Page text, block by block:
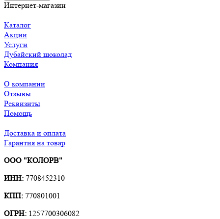
Интернет-магазин
Каталог
Акции
Услуги
Дубайский шоколад
Компания
О компании
Отзывы
Реквизиты
Помощь
Доставка и оплата
Гарантия на товар
ООО "КОЛОРВ"
ИНН: 7708452310
КПП: 770801001
ОГРН: 1257700306082